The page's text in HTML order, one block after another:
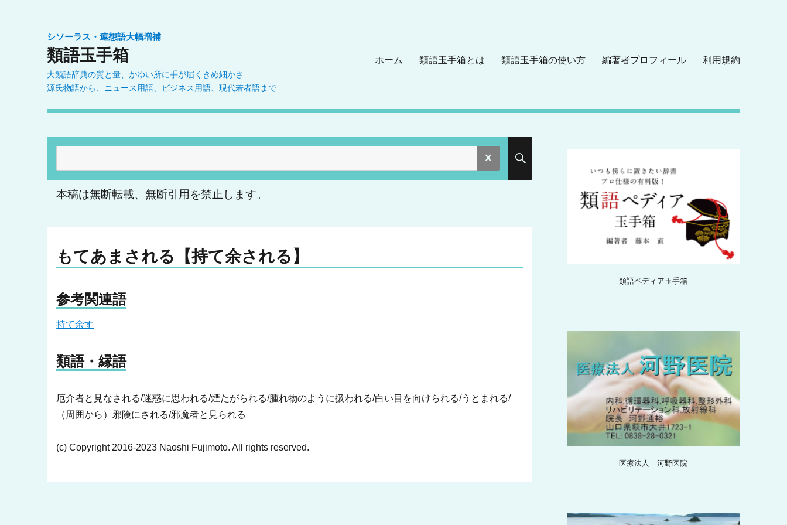
シソーラス・連想語大幅増補
類語玉手箱
大類語辞典の質と量、かゆい所に手が届くきめ細かさ
源氏物語から、ニュース用語、ビジネス用語、現代若者語まで
ホーム 類語玉手箱とは 類語玉手箱の使い方 編著者プロフィール 利用規約
索:
本稿は無断転載、無断引用を禁止します。
もてあまされる【持て余される】
参考関連語
持て余す
類語・縁語
厄介者と見なされる/迷惑に思われる/煙たがられる/腫れ物のように扱われる/白い目を向けられる/うとまれる/
（周囲から）邪険にされる/邪魔者と見られる
(c) Copyright 2016-2023 Naoshi Fujimoto. All rights reserved.
類語ペディア玉手箱
医療法人 河野医院